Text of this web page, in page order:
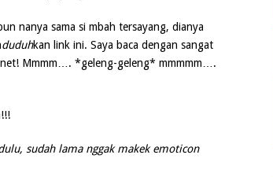
nanya sama si mbah tersayang, dianya
duduhkan link ini. Saya baca dengan sangat
Mmmm…. *geleng-geleng* mmmmm….
sudah lama nggak makek emoticon